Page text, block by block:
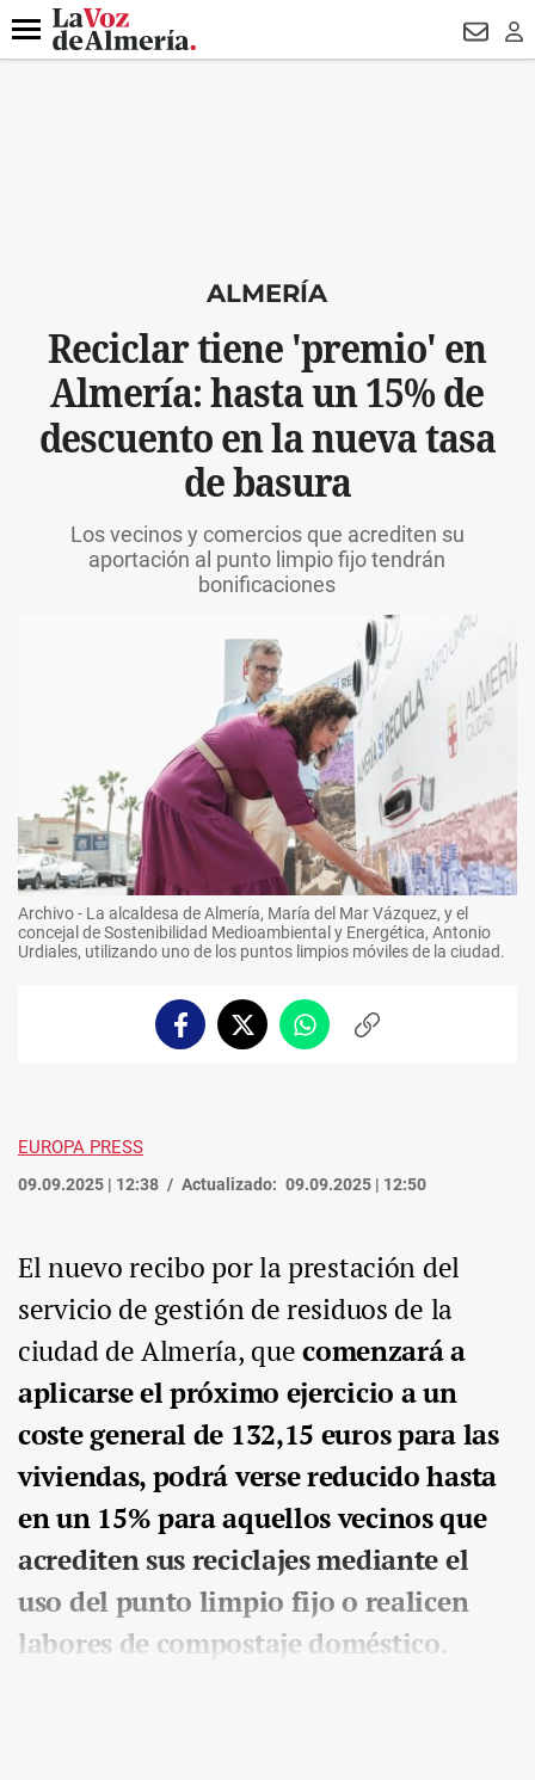
DESTACADO
Menú
ALMERÍA
Reciclar tiene 'premio' en
Almería: hasta un 15% de
descuento en la nueva tasa
de basura
Los vecinos y comercios que acrediten su
aportación al punto limpio fijo tendrán
bonificaciones
Archivo - La alcaldesa de Almería, María del Mar Vázquez, y el
concejal de Sostenibilidad Medioambiental y Energética, Antonio
Urdiales, utilizando uno de los puntos limpios móviles de la ciudad.
FacebookTwitterWhatsappCopiar
EUROPA PRESS
09.09.2025 | 12:38 Actualizado: 09.09.2025 | 12:50
El nuevo recibo por la prestación del
servicio de gestión de residuos de la
ciudad de Almería, quecomenzará a
aplicarse el próximo ejercicio a un
coste general de 132,15 euros para las
viviendas, podrá verse reducido hasta
en un 15% para aquellos vecinos que
acrediten sus reciclajes mediante el
uso del punto limpio fijo o realicen
labores de compostaje doméstico.